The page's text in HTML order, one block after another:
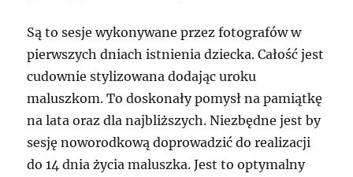
Są to sesje wykonywane przez fotografów w
pierwszych dniach istnienia dziecka. Całość jest
cudownie stylizowana dodając uroku
maluszkom. To doskonały pomysł na pamiątkę
na lata oraz dla najbliższych. Niezbędne jest by
sesję noworodkową doprowadzić do realizacji
do 14 dnia życia maluszka. Jest to optymalny